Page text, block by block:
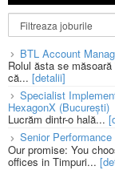
BTL Account
Rolul ăsta se
că... [detalii]
Specialist
HexagonX (București)
Lucrăm dintr-o hală...
Senior
Our promise: You
offices in Timpuri...